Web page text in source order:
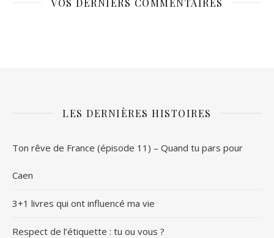
LES DERNIÈRES HISTOIRES
Ton rêve de France (épisode 11) – Quand tu pars pour
Caen
3+1 livres qui ont influencé ma vie
Respect de l’étiquette : tu ou vous ?